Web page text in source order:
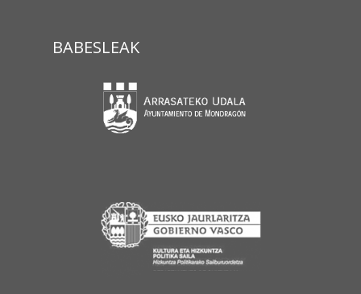
BABESLEAK